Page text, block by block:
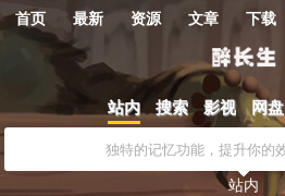
首页 最新 资源 文章 下载
站内 搜索 影视 网盘
站内